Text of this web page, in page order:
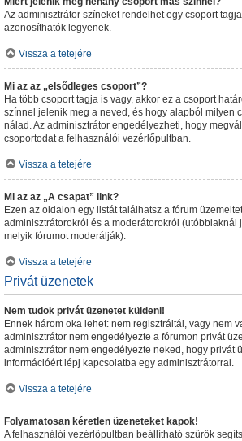
Az adminisztrátor színeket rendelhet egy csoport
azonosíthatók legyenek.
Vissza a tetejére
Mi az az „elsődleges csoport”?
Ha több csoport tagja is vagy, akkor ez a csoport
színnel jelenik meg a neved, és hogy alapból milyen
nálad. Az adminisztrátor engedélyezheti, hogy
csoportodat a felhasználói vezérlőpultban.
Vissza a tetejére
Mi az az „A csapat” link?
Ezen az oldalon egy listát találhatsz a fórum
adminisztrátorokról és a moderátorokról (utóbbiaknál
melyik fórumot moderálják).
Vissza a tetejére
Privát üzenetek
Nem tudok privát üzenetet küldeni!
Ennek három oka lehet: nem regisztráltál, vagy nem
adminisztrátor nem engedélyezte a fórumon privát
adminisztrátor nem engedélyezte neked, hogy privát
információért lépj kapcsolatba egy adminisztrátorral.
Vissza a tetejére
Folyamatosan kéretlen üzeneteket kapok!
A felhasználói vezérlőpultban beállítható szűrők